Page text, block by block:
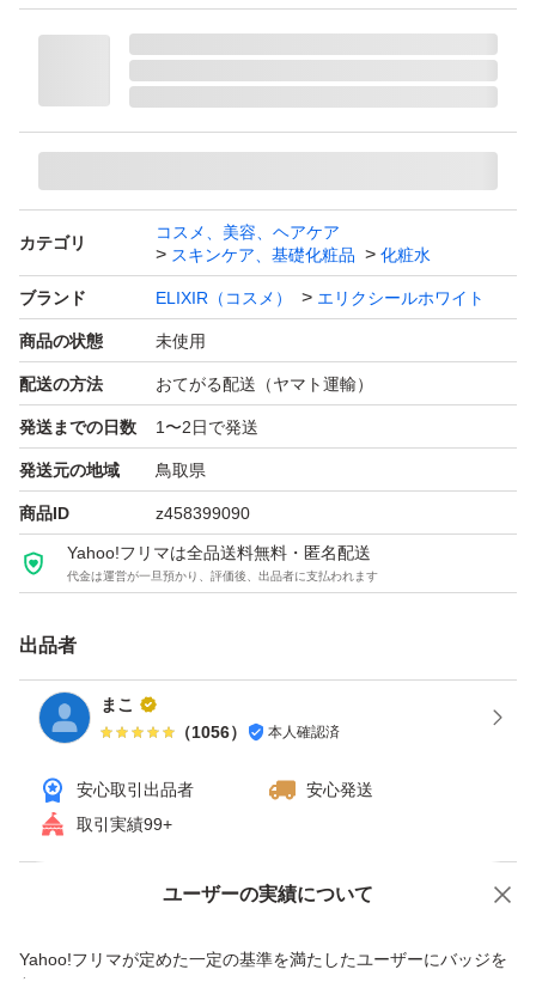
ブライトニング エマルジョン ＷＴ Ⅱ
しっとり （本体） １３０ｍＬ、
●ミニボトルエマルジョンWTⅡ
美白有効成分と、厳選された美容成分配合。
うるおって光をきれいに反射する肌に整え、
透明感とふっくらしたハリを与えます。
●エリクシール
デーケアレボリューショントーンアップSP+
３５g、
値下げ交渉は、ご遠慮くださいませ。
自宅保管品の為、神経質な人や完璧を求め
にてご購入下さいませ。
他のサイトも利用の為、ご購入時期により
ある商品もあります。
カテゴリ
コスメ、美容、ヘアケア
スキンケア、基礎化粧品
化粧水
ブランド ELIXIR（コスメ） エリクシールホワイト
商品の状態 未使用
配送の方法 おてがる配送（ヤマト運輸）
発送までの日数 1〜2日で発送
発送元の地域 鳥取県
商品ID z458399090
Yahoo!フリマは全品送料無料・匿名配送
代金は運営が一旦預かり、評価後、出品者に支払われます
出品者
まこ
（1056） 本人確認済
安心取引出品者
安心発送
取引実績99+
ユーザーの実績について
Yahoo!フリマが定めた一定の基準を満たしたユーザーにバッジを
付与しています
価格の相談 商品への質問